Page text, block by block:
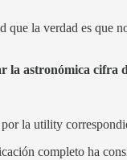
la verdad es que
la astronómica cifra
la utility
completo ha